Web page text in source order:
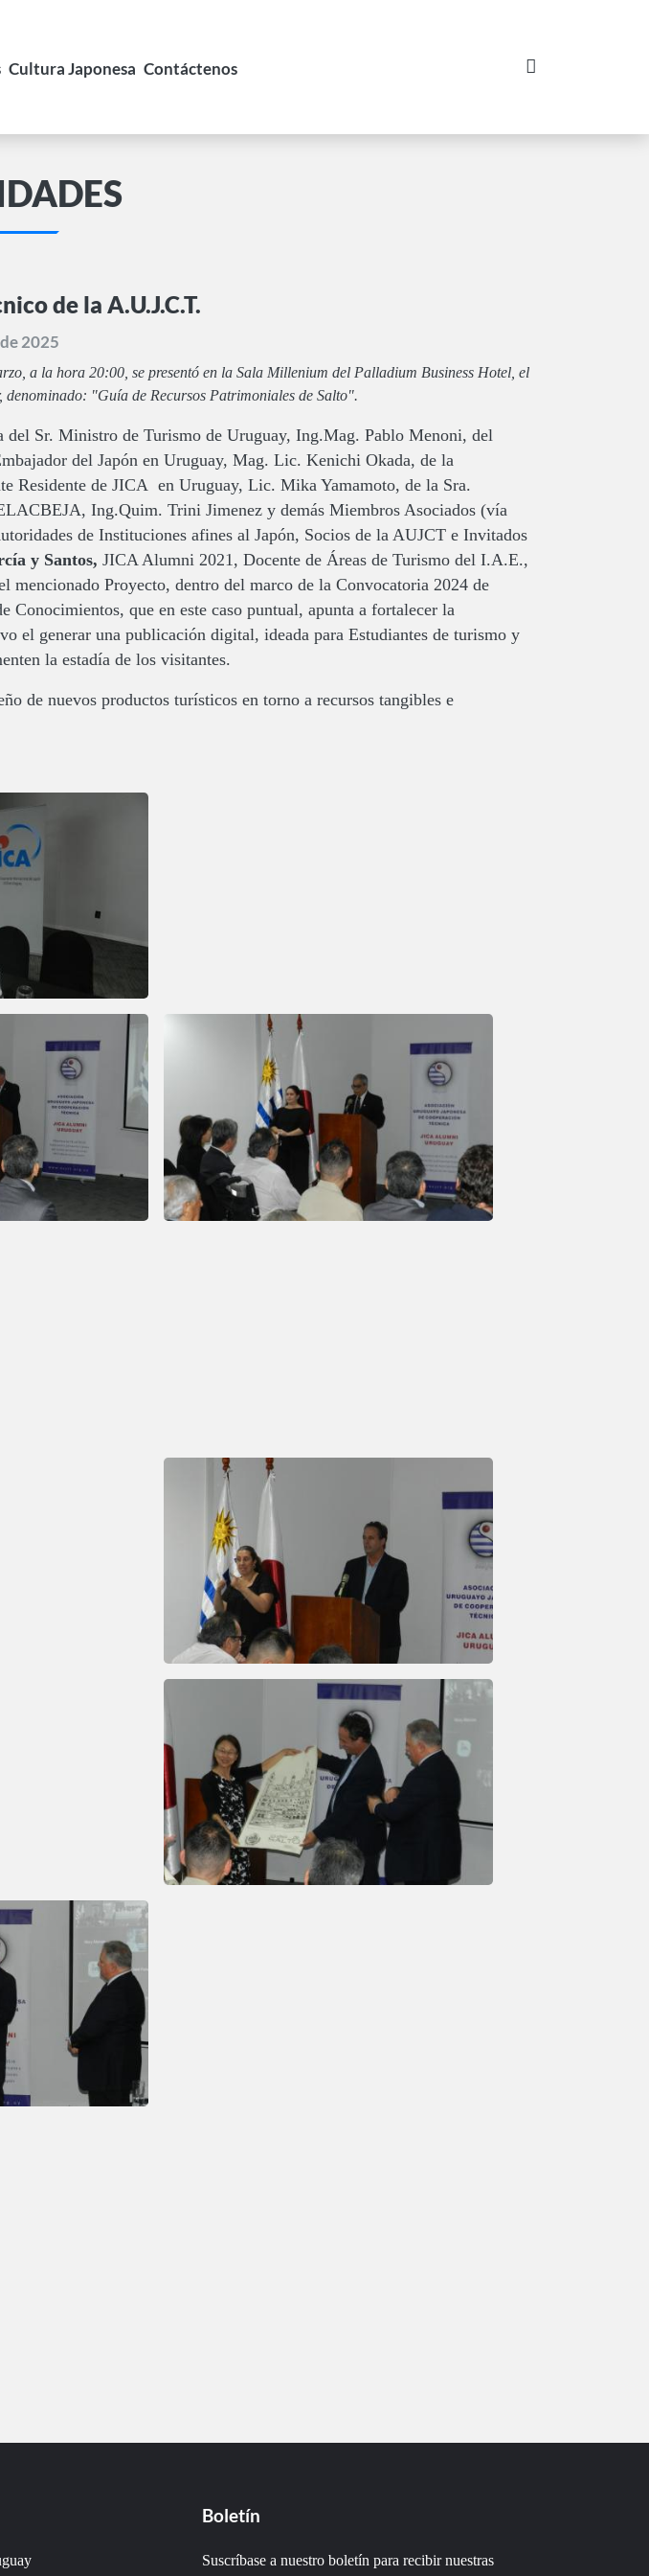
Cultura Japonesa Contáctenos
de la A.U.J.C.T.
2025
a la hora 20:00, se presentó en la Sala Millenium del Palladium Business Hotel, el
denominado: "Guía de Recursos Patrimoniales de Salto".
del Sr. Ministro de Turismo de Uruguay, Ing.Mag. Pablo Menoni, del
del Japón en Uruguay, Mag. Lic. Kenichi Okada, de la
Residente de JICA en Uruguay, Lic. Mika Yamamoto, de la Sra.
Ing.Quim. Trini Jimenez y demás Miembros Asociados (vía
de Instituciones afines al Japón, Socios de la AUJCT e Invitados
y Santos, JICA Alumni 2021, Docente de Áreas de Turismo del I.A.E.,
Proyecto, dentro del marco de la Convocatoria 2024 de
que en este caso puntual, apunta a fortalecer la
el generar una publicación digital, ideada para Estudiantes de turismo y
la estadía de los visitantes.
de nuevos productos turísticos en torno a recursos tangibles e
Boletín
Suscríbase a nuestro boletín para recibir nuestras